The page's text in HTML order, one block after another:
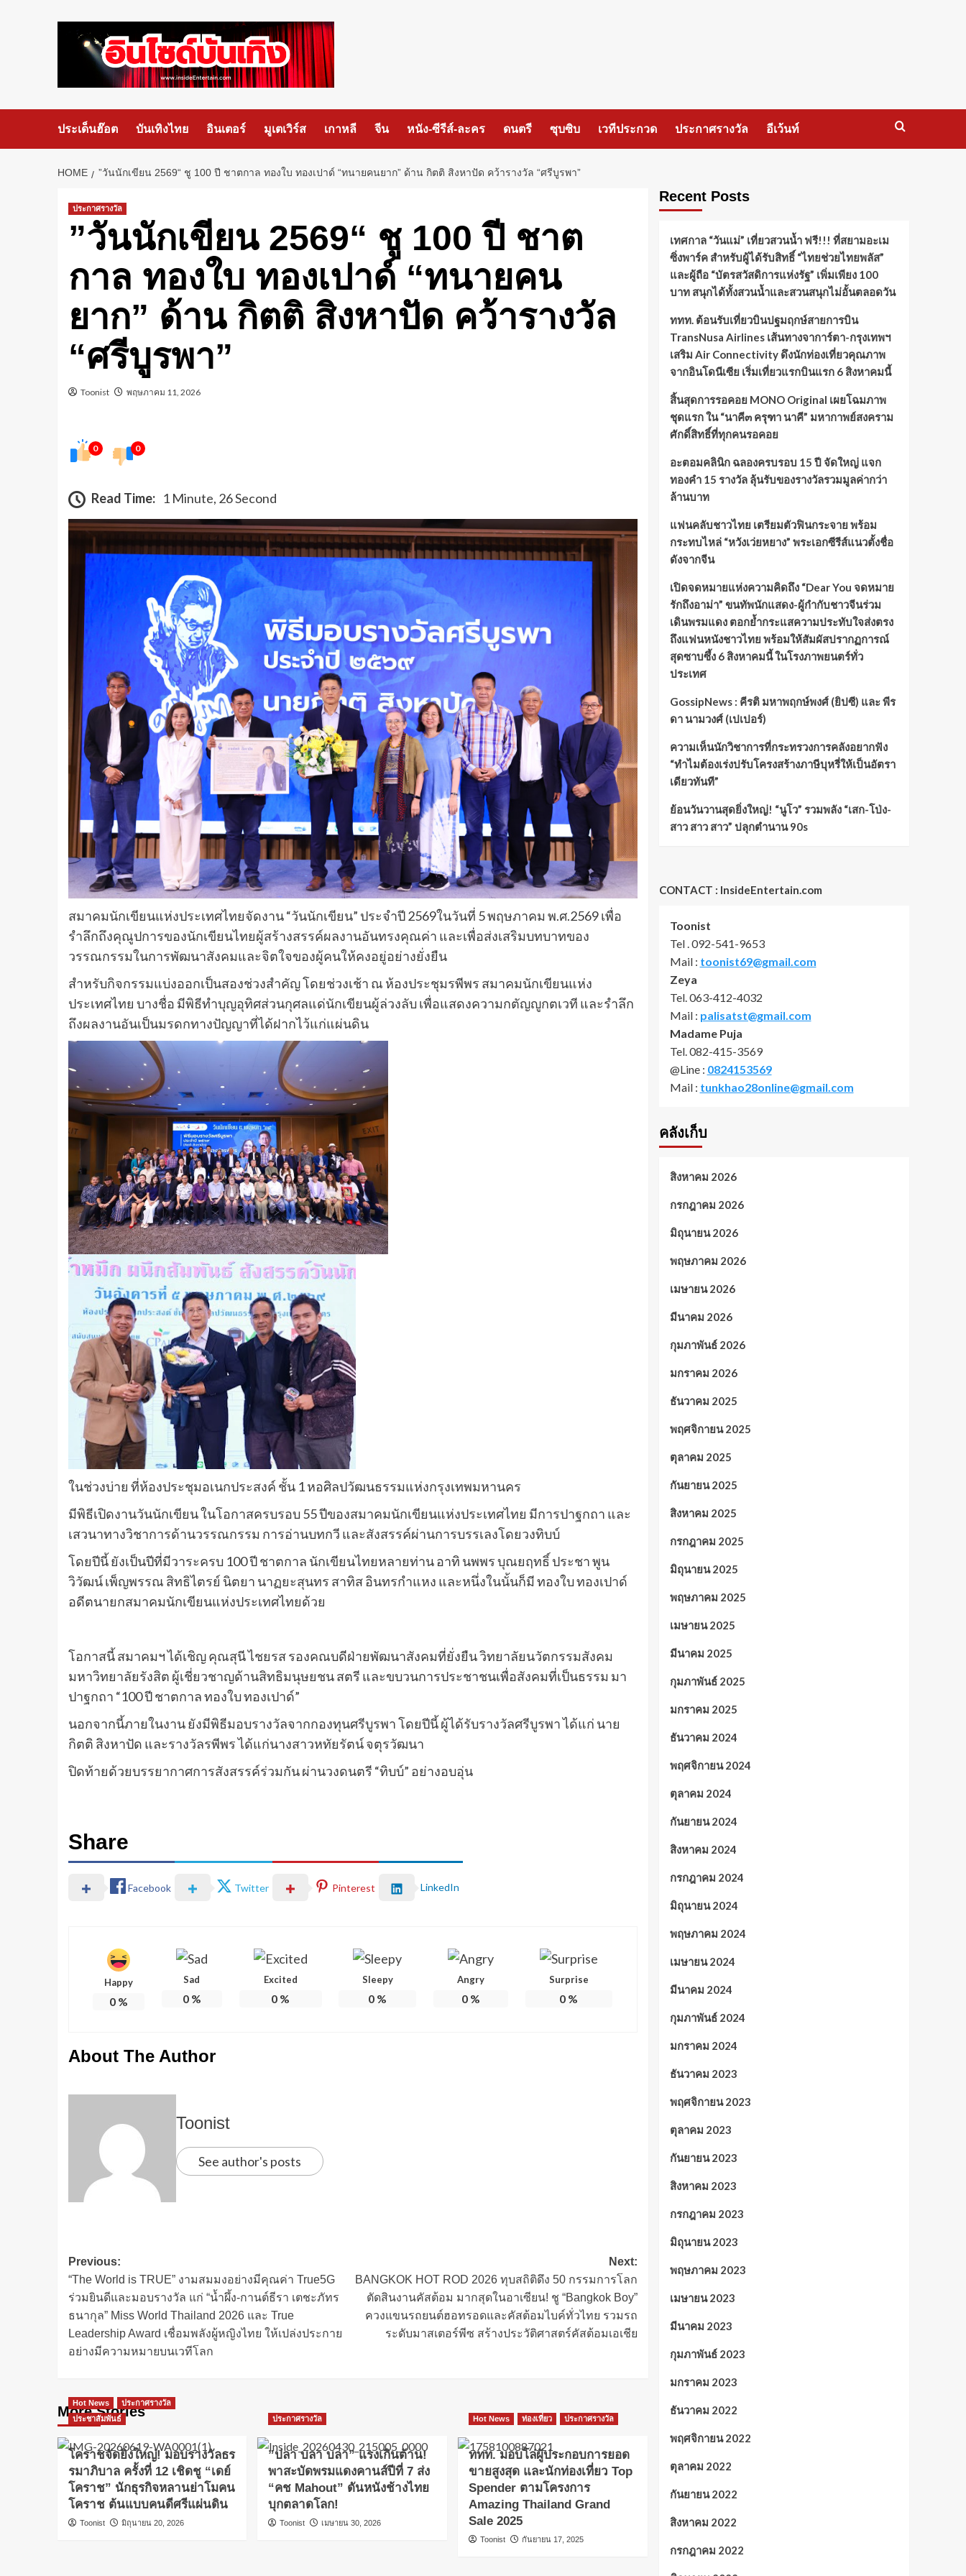
ประเด็นฮ๊อต บันเทิงไทย อินเตอร์ มูเตเวิร์ส เกาหลี จีน หนัง-ซีรีส์-ละคร ดนตรี ซุบซิบ เวทีประกวด ประกาศรางวัล อีเว้นท์
HOME ”วันนักเขียน 2569“ ชู 100 ปี ชาตกาล ทองใบ ทองเปาด์ “ทนายคนยาก” ด้าน กิตติ สิงหาปัด คว้ารางวัล “ศรีบูรพา”
ประกาศรางวัล
”วันนักเขียน 2569“ ชู 100 ปี ชาต
กาล ทองใบ ทองเปาด์ “ทนายคน
ยาก” ด้าน กิตติ สิงหาปัด คว้ารางวัล
“ศรีบูรพา”
Toonist พฤษภาคม 11, 2026
0 0
Read Time: 1 Minute, 26 Second
สมาคมนักเขียนแห่งประเทศไทยจัดงาน “วันนักเขียน” ประจำปี 2569ในวันที่ 5 พฤษภาคม พ.ศ.2569 เพื่อ
รำลึกถึงคุณูปการของนักเขียนไทยผู้สร้างสรรค์ผลงานอันทรงคุณค่า และเพื่อส่งเสริมบทบาทของ
วรรณกรรมในการพัฒนาสังคมและจิตใจของผู้คนให้คงอยู่อย่างยั่งยืน
สำหรับกิจกรรมแบ่งออกเป็นสองช่วงสำคัญ โดยช่วงเช้า ณ ห้องประชุมรพีพร สมาคมนักเขียนแห่ง
ประเทศไทย บางชื่อ มีพิธีทำบุญอุทิศส่วนกุศลแด่นักเขียนผู้ล่วงลับ เพื่อแสดงความกตัญญูกตเวที และรำลึก
ถึงผลงานอันเป็นมรดกทางปัญญาที่ได้ฝากไว้แก่แผ่นดิน
ในช่วงบ่าย ที่ห้องประชุมอเนกประสงค์ ชั้น 1 หอศิลปวัฒนธรรมแห่งกรุงเทพมหานคร
มีพิธีเปิดงานวันนักเขียน ในโอกาสครบรอบ 55 ปีของสมาคมนักเขียนแห่งประเทศไทย มีการปาฐกถา และ
เสวนาทางวิชาการด้านวรรณกรรม การอ่านบทกวี และสังสรรค์ผ่านการบรรเลงโดยวงทิบบ์
โดยปีนี้ ยังเป็นปีที่มีวาระครบ 100 ปี ชาตกาล นักเขียนไทยหลายท่าน อาทิ นพพร บุณยฤทธิ์ ประชา พูน
วิวัฒน์ เพ็ญพรรณ สิทธิไตรย์ นิตยา นาฏยะสุนทร สาทิส อินทรกำแหง และหนึ่งในนั้นก็มี ทองใบ ทองเปาด์
อดีตนายกสมาคมนักเขียนแห่งประเทศไทยด้วย
โอกาสนี้ สมาคมฯ ได้เชิญ คุณสุนี ไชยรส รองคณบดีฝ่ายพัฒนาสังคมที่ยั่งยืน วิทยาลัยนวัตกรรมสังคม
มหาวิทยาลัยรังสิต ผู้เชี่ยวชาญด้านสิทธิมนุษยชน สตรี และขบวนการประชาชนเพื่อสังคมที่เป็นธรรม มา
ปาฐกถา “100 ปี ชาตกาล ทองใบ ทองเปาด์”
นอกจากนี้ภายในงาน ยังมีพิธีมอบรางวัลจากกองทุนศรีบูรพา โดยปีนี้ ผู้ได้รับรางวัลศรีบูรพา ได้แก่ นาย
กิตติ สิงหาปัด และรางวัลรพีพร ได้แก่นางสาวหทัยรัตน์ จตุรวัฒนา
ปิดท้ายด้วยบรรยากาศการสังสรรค์ร่วมกัน ผ่านวงดนตรี “ทิบบ์” อย่างอบอุ่น
Share
Facebook Twitter Pinterest LinkedIn
Happy
0 %
Sad
0%
Excited
0 %
Sleepy
0 %
Angry
0 %
Surprise
0 %
About The Author
Toonist
See author's posts
Previous:
“The World is TRUE” งามสมมงอย่างมีคุณค่า True5G
ร่วมยินดีและมอบรางวัล แก่ “น้ำผึ้ง-กานต์ธีรา เตชะภัทร
ธนากุล” Miss World Thailand 2026 และ True
Leadership Award เชื่อมพลังผู้หญิงไทย ให้เปล่งประกาย
อย่างมีความหมายบนเวทีโลก
Next:
BANGKOK HOT ROD 2026 ทุบสถิติดึง 50 กรรมการโลก
ตัดสินงานคัสต้อม มากสุดในอาเซียน! ชู “Bangkok Boy”
ควงแขนรถยนต์ฮอทรอดและคัสต้อมไบค์ทั่วไทย รวมรถ
ระดับมาสเตอร์พีซ สร้างประวัติศาสตร์คัสต้อมเอเชีย
More Stories
Hot News
ประกาศรางวัล
ประชาสัมพันธ์
โคราชจัดยิ่งใหญ่! มอบรางวัลธร
รมาภิบาล ครั้งที่ 12 เชิดชู “เดย์
โคราช” นักธุรกิจหลานย่าโมคน
โคราช ต้นแบบคนดีศรีแผ่นดิน
Toonist มิถุนายน 20, 2026
ประกาศรางวัล
​”ปลา บลา บลา” แรงเกินต้าน!
พาสะบัดพรมแดงคานส์ปีที่ 7 ส่ง
“คช Mahout” ดันหนังช้างไทย
บุกตลาดโลก!
Toonist เมษายน 30, 2026
Hot News ท่องเที่ยว ประกาศรางวัล
ททท. มอบโล่ผู้ประกอบการยอด
ขายสูงสุด และนักท่องเที่ยว Top
Spender ตามโครงการ
Amazing Thailand Grand
Sale 2025
Toonist กันยายน 17, 2025
Recent Posts
เทศกาล “วันแม่” เที่ยวสวนน้ำ ฟรี!!! ที่สยามอะเม
ซิ่งพาร์ค สำหรับผู้ได้รับสิทธิ์ “ไทยช่วยไทยพลัส”
และผู้ถือ “บัตรสวัสดิการแห่งรัฐ” เพิ่มเพียง 100
บาท สนุกได้ทั้งสวนน้ำและสวนสนุกไม่อั้นตลอดวัน
ททท. ต้อนรับเที่ยวบินปฐมฤกษ์สายการบิน
TransNusa Airlines เส้นทางจาการ์ตา-กรุงเทพฯ
เสริม Air Connectivity ดึงนักท่องเที่ยวคุณภาพ
จากอินโดนีเซีย เริ่มเที่ยวแรกบินแรก 6 สิงหาคมนี้
สิ้นสุดการรอคอย MONO Original เผยโฉมภาพ
ชุดแรก ใน “นาคี๓ ครุฑา นาคี” มหากาพย์สงคราม
ศักดิ์สิทธิ์ที่ทุกคนรอคอย
อะตอมคลินิก ฉลองครบรอบ 15 ปี จัดใหญ่ แจก
ทองคำ 15 รางวัล ลุ้นรับของรางวัลรวมมูลค่ากว่า
ล้านบาท
แฟนคลับชาวไทย เตรียมตัวฟินกระจาย พร้อม
กระทบไหล่ “หวังเว่ยหยาง” พระเอกซีรีส์แนวตั้งชื่อ
ดังจากจีน
เปิดจดหมายแห่งความคิดถึง “Dear You จดหมาย
รักถึงอาม่า” ขนทัพนักแสดง-ผู้กำกับชาวจีนร่วม
เดินพรมแดง ตอกย้ำกระแสความประทับใจส่งตรง
ถึงแฟนหนังชาวไทย พร้อมให้สัมผัสปรากฏการณ์
สุดซาบซึ้ง 6 สิงหาคมนี้ ในโรงภาพยนตร์ทั่ว
ประเทศ
GossipNews : คีรติ มหาพฤกษ์พงศ์ (ยิปซี) และ พีร
ดา นามวงศ์ (เปเปอร์)
ความเห็นนักวิชาการที่กระทรวงการคลังอยากฟัง
“ทำไมต้องเร่งปรับโครงสร้างภาษีบุหรี่ให้เป็นอัตรา
เดียวทันที”
ย้อนวันวานสุดยิ่งใหญ่! “นูโว” รวมพลัง “เสก-โป่ง-
สาว สาว สาว” ปลุกตำนาน 90s
CONTACT : InsideEntertain.com
Toonist
Tel . 092-541-9653
Mail : toonist69@gmail.com
Zeya
Tel. 063-412-4032
Mail : palisatst@gmail.com
Madame Puja
Tel. 082-415-3569
@Line : 0824153569
Mail : tunkhao28online@gmail.com
คลังเก็บ
สิงหาคม 2026
กรกฎาคม 2026
มิถุนายน 2026
พฤษภาคม 2026
เมษายน 2026
มีนาคม 2026
กุมภาพันธ์ 2026
มกราคม 2026
ธันวาคม 2025
พฤศจิกายน 2025
ตุลาคม 2025
กันยายน 2025
สิงหาคม 2025
กรกฎาคม 2025
มิถุนายน 2025
พฤษภาคม 2025
เมษายน 2025
มีนาคม 2025
กุมภาพันธ์ 2025
มกราคม 2025
ธันวาคม 2024
พฤศจิกายน 2024
ตุลาคม 2024
กันยายน 2024
สิงหาคม 2024
กรกฎาคม 2024
มิถุนายน 2024
พฤษภาคม 2024
เมษายน 2024
มีนาคม 2024
กุมภาพันธ์ 2024
มกราคม 2024
ธันวาคม 2023
พฤศจิกายน 2023
ตุลาคม 2023
กันยายน 2023
สิงหาคม 2023
กรกฎาคม 2023
มิถุนายน 2023
พฤษภาคม 2023
เมษายน 2023
มีนาคม 2023
กุมภาพันธ์ 2023
มกราคม 2023
ธันวาคม 2022
พฤศจิกายน 2022
ตุลาคม 2022
กันยายน 2022
สิงหาคม 2022
กรกฎาคม 2022